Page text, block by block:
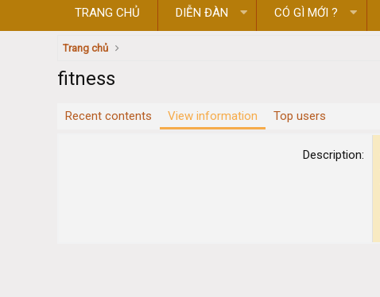
TRANG CHỦ DIỄN ĐÀN CÓ GÌ MỚI ?
Trang chủ
fitness
Recent contents View information Top users
Description